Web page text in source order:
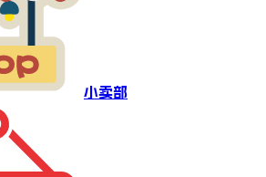
小卖部